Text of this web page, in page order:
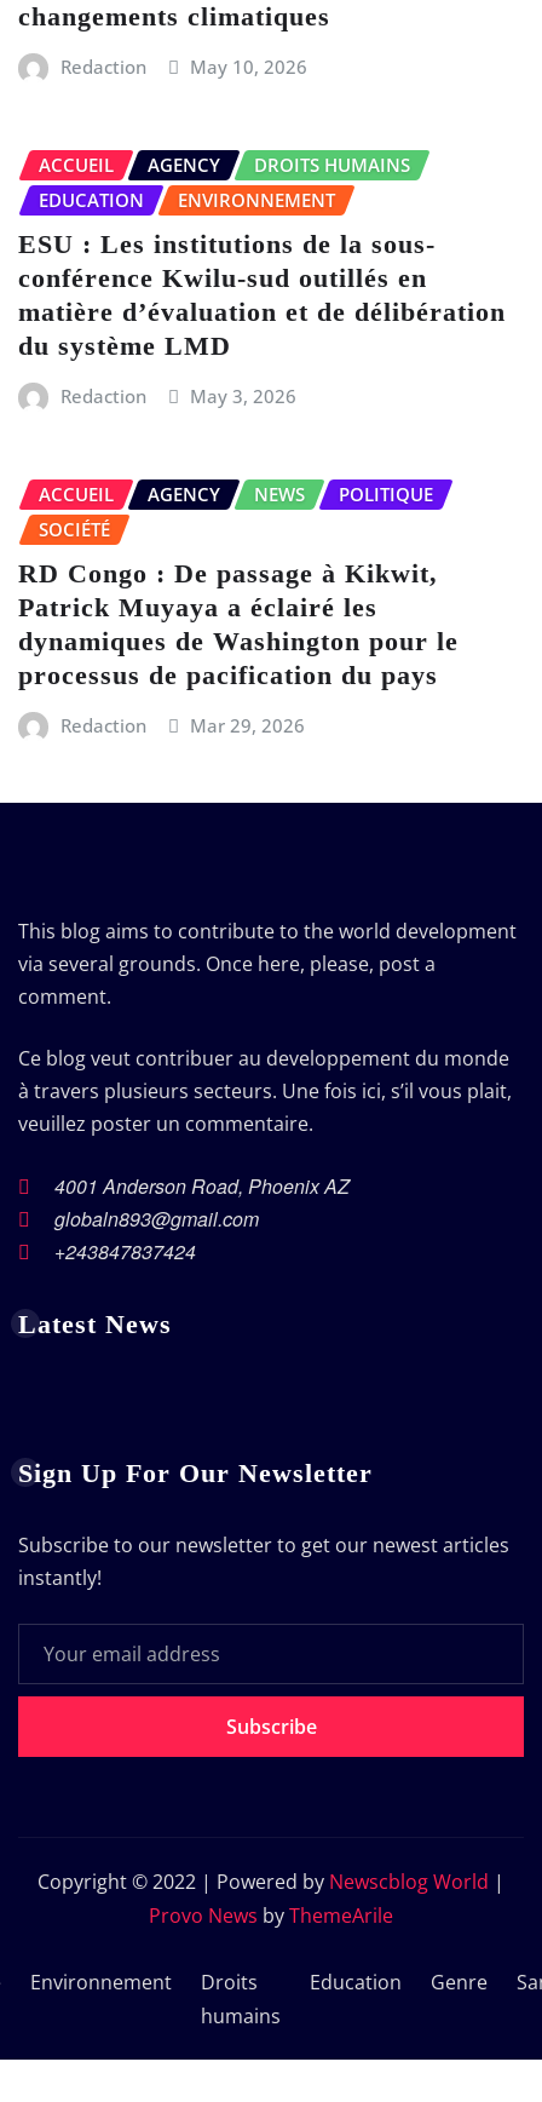
changements climatiques
Redaction May 10, 2026
ACCUEIL AGENCY
DROITS HUMAINS
EDUCATION
ENVIRONNEMENT
ESU : Les institutions de la sous-
conférence Kwilu-sud outillés en
matière d’évaluation et de délibération
du système LMD
Redaction May 3, 2026
ACCUEIL AGENCY NEWS
POLITIQUE
SOCIÉTÉ
RD Congo : De passage à Kikwit,
Patrick Muyaya a éclairé les
dynamiques de Washington pour le
processus de pacification du pays
Redaction Mar 29, 2026
This blog aims to contribute to the world development
via several grounds. Once here, please, post a
comment.
Ce blog veut contribuer au developpement du monde
à travers plusieurs secteurs. Une fois ici, s’il vous plait,
veuillez poster un commentaire.
4001 Anderson Road, Phoenix AZ
globaln893@gmail.com
+243847837424
Latest News
Sign Up For Our Newsletter
Subscribe to our newsletter to get our newest articles
instantly!
Subscribe
Copyright © 2022 | Powered by Newscblog World |
Provo News byThemeArile
Environnement
Droits
humains
Education Genre